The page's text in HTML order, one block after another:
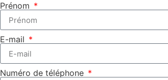
Prénom
E-mail
Numéro de téléphone